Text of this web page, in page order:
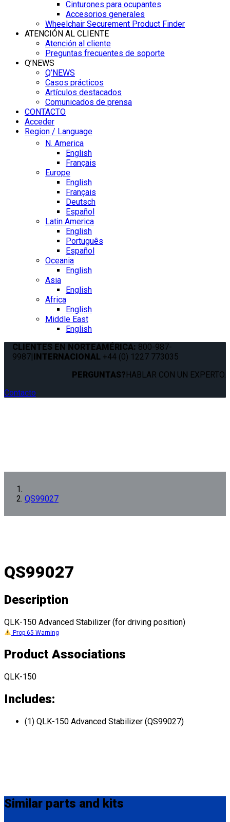
Cinturones para ocupantes
Accesorios generales
Wheelchair Securement Product Finder
ATENCIÓN AL CLIENTE
Atención al cliente
Preguntas frecuentes de soporte
Q’NEWS
Q’NEWS
Casos prácticos
Artículos destacados
Comunicados de prensa
CONTACTO
Acceder
Region / Language
N. America
English
Français
Europe
English
Français
Deutsch
Español
Latin America
English
Português
Español
Oceania
English
Asia
English
Africa
English
Middle East
English
CLIENTES EN NORTEAMÉRICA: 800-987-
9987|INTERNACIONAL +44 (0) 1227 773035
PERGUNTAS?HABLAR CON UN EXPERTO.
Contacto
QS99027
QS99027
Description
QLK-150 Advanced Stabilizer (for driving position)
Prop 65 Warning
Product Associations
QLK-150
Includes:
(1) QLK-150 Advanced Stabilizer (QS99027)
Similar parts and kits